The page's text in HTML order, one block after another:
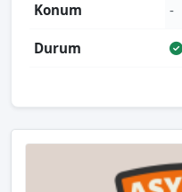
Konum -
Durum